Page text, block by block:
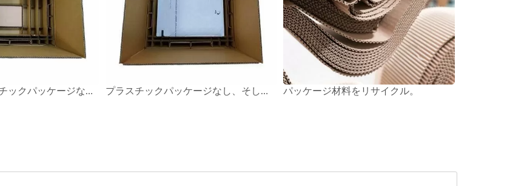
環境責任 プラスチックパッケージなし。 プラスチックパッケージなし、そして生分解性バッグ。 パッケージ材料をリサイクル。